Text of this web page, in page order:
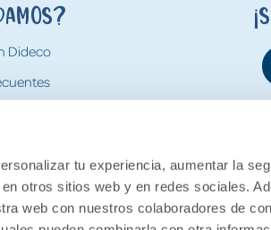
tu experiencia, aumentar la
otros sitios web y en redes sociales.
web con nuestros colaboradores de
Dideco